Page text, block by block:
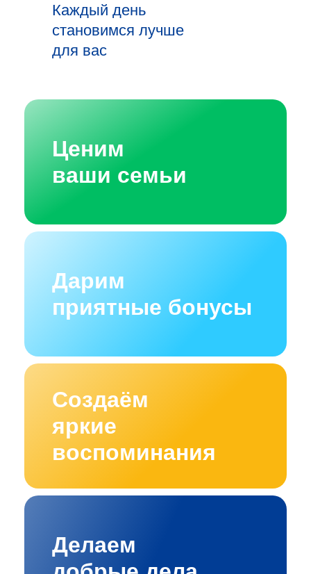
Каждый день
становимся лучше
для вас
Дарим
приятные бонусы
Ценим
ваши семьи
Создаём
яркие
воспоминания
Делаем